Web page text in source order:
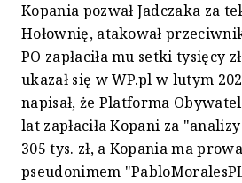
Kopania pozwał Jadczaka za
Hołownię, atakował
PO zapłaciła mu setki tysięcy
ukazał się w WP.pl w lutym
napisał, że Platforma
lat zapłaciła Kopani za
305 tys. zł, a Kopania ma
pseudonimem